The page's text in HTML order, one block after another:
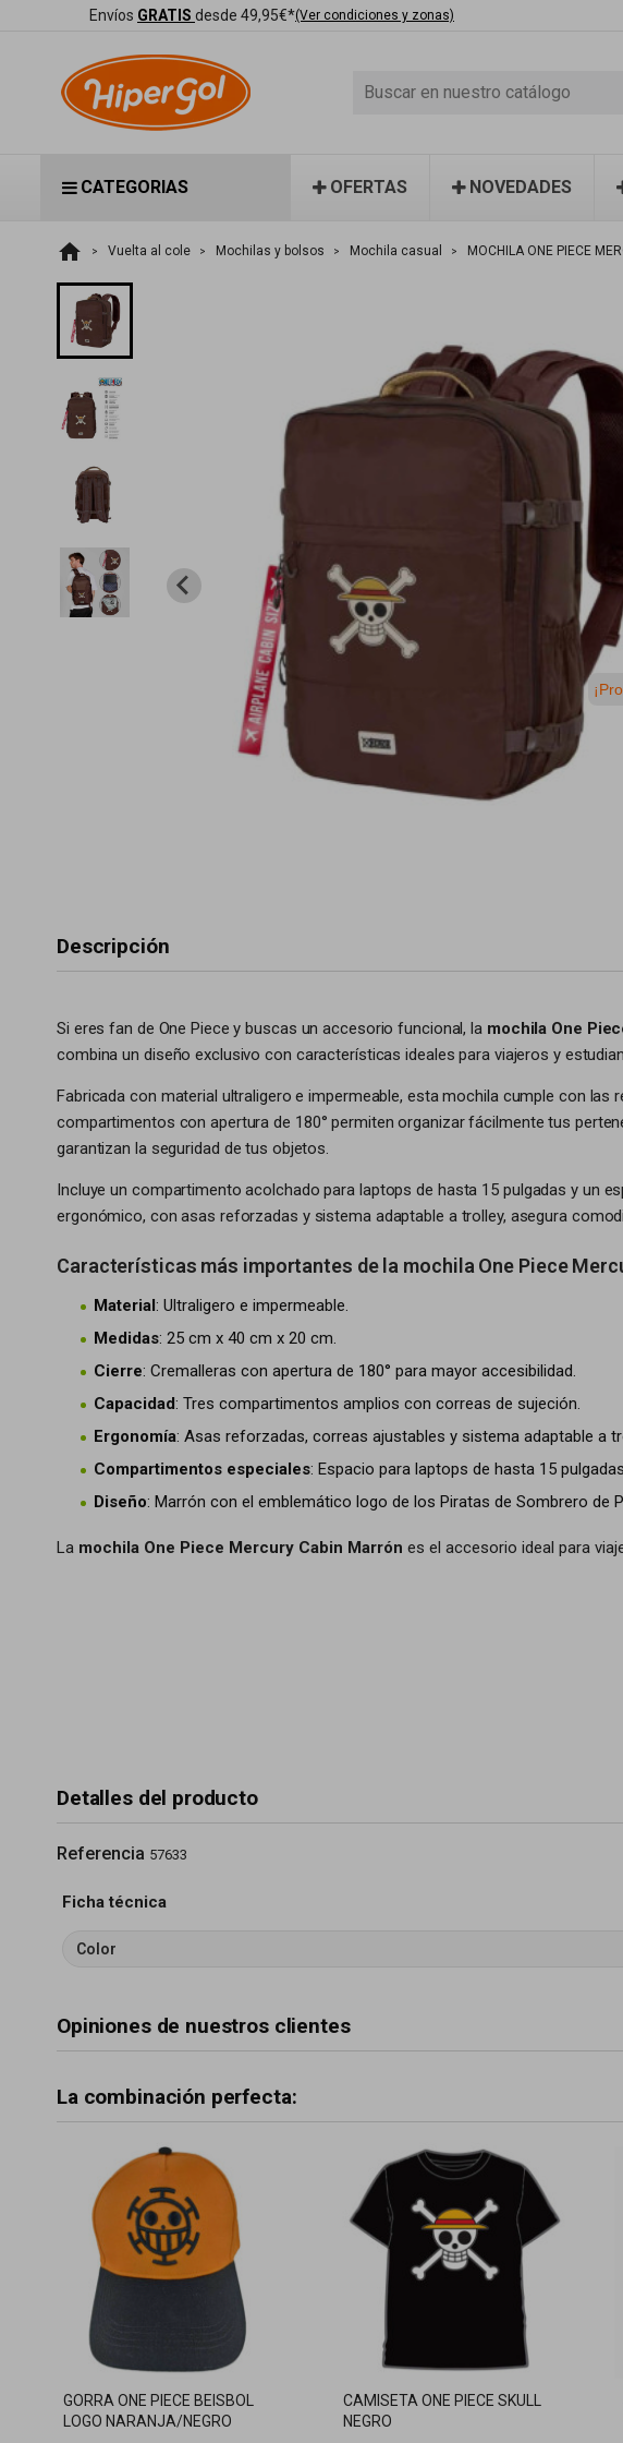
Envíos GRATIS desde 49,95€*(Ver condiciones y zonas)
CATEGORIAS OFERTAS NOVEDADES
home Vuelta al cole Mochilas y bolsos Mochila casual MOCHILA ONE PIECE
Descripción
Si eres fan de One Piece y buscas un accesorio funcional, la mochila One
combina un diseño exclusivo con características ideales para viajeros y
Fabricada con material ultraligero e impermeable, esta mochila cumple con
compartimentos con apertura de 180° permiten organizar fácilmente tus
garantizan la seguridad de tus objetos.
Incluye un compartimento acolchado para laptops de hasta 15 pulgadas y un
ergonómico, con asas reforzadas y sistema adaptable a trolley, asegura
Características más importantes de la mochila One Piece
Material: Ultraligero e impermeable.
Medidas: 25 cm x 40 cm x 20 cm.
Cierre: Cremalleras con apertura de 180° para mayor accesibilidad.
Capacidad: Tres compartimentos amplios con correas de sujeción.
Ergonomía: Asas reforzadas, correas ajustables y sistema adaptable a
Compartimentos especiales: Espacio para laptops de hasta 15
Diseño: Marrón con el emblemático logo de los Piratas de Sombrero de
La mochila One Piece Mercury Cabin Marrón es el accesorio ideal para
Detalles del producto
Referencia 57633
Ficha técnica
Color
Opiniones de nuestros clientes
La combinación perfecta:
GORRA ONE PIECE BEISBOL
LOGO NARANJA/NEGRO
CAMISETA ONE PIECE SKULL
NEGRO